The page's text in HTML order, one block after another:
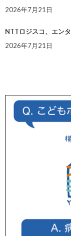
2026年7月21日
NTTロジスコ、エン
2026年7月21日